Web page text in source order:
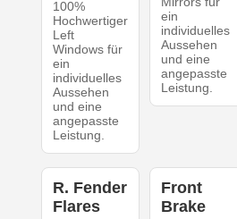
100%
Hochwertiger
Left
Windows für
ein
individuelles
Aussehen
und eine
angepasste
Leistung.
ein
individuelles
Aussehen
und eine
angepasste
Leistung.
R. Fender
Flares
Front
Brake